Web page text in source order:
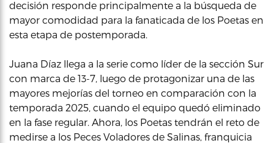
decisión responde principalmente a la búsqueda de
mayor comodidad para la fanaticada de los Poetas en
esta etapa de postemporada.
Juana Díaz llega a la serie como líder de la sección Sur
con marca de 13-7, luego de protagonizar una de las
mayores mejorías del torneo en comparación con la
temporada 2025, cuando el equipo quedó eliminado
en la fase regular. Ahora, los Poetas tendrán el reto de
medirse a los Peces Voladores de Salinas, franquicia